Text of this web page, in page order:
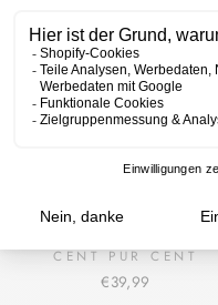
CENT PUR CENT
MATTIERENDER PRIMER
CENT PUR CENT
€39,99